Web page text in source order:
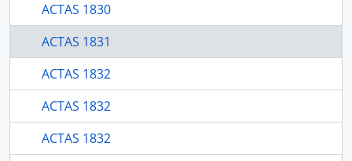
ACTAS 1830
ACTAS 1831
ACTAS 1832
ACTAS 1832
ACTAS 1832